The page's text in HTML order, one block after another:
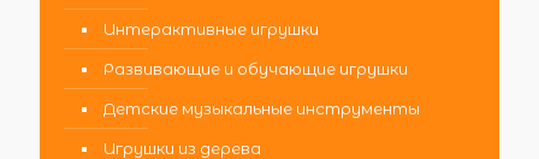
Интерактивные игрушки
Развивающие и обучающие игрушки
Детские музыкальные инструменты
Игрушки из дерева